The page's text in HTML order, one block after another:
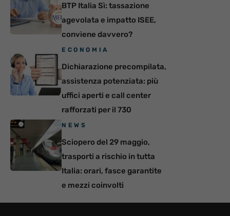
BTP Italia Sì: tassazione
agevolata e impatto ISEE,
conviene davvero?
ECONOMIA
Dichiarazione precompilata,
assistenza potenziata: più
uffici aperti e call center
rafforzati per il 730
NEWS
Sciopero del 29 maggio,
trasporti a rischio in tutta
Italia: orari, fasce garantite
e mezzi coinvolti